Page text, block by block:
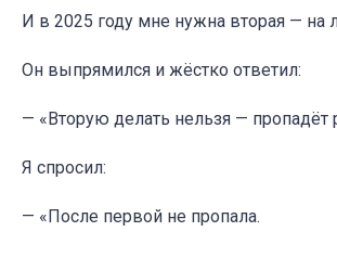
И в 2025 году мне нужна вторая — на
Он выпрямился и жёстко ответил:
— «Вторую делать нельзя — пропадёт
Я спросил:
— «После первой не пропала.